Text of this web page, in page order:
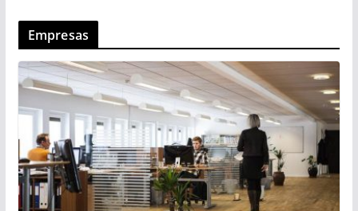
Empresas